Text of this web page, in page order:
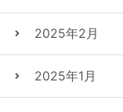
2025年2月
2025年1月